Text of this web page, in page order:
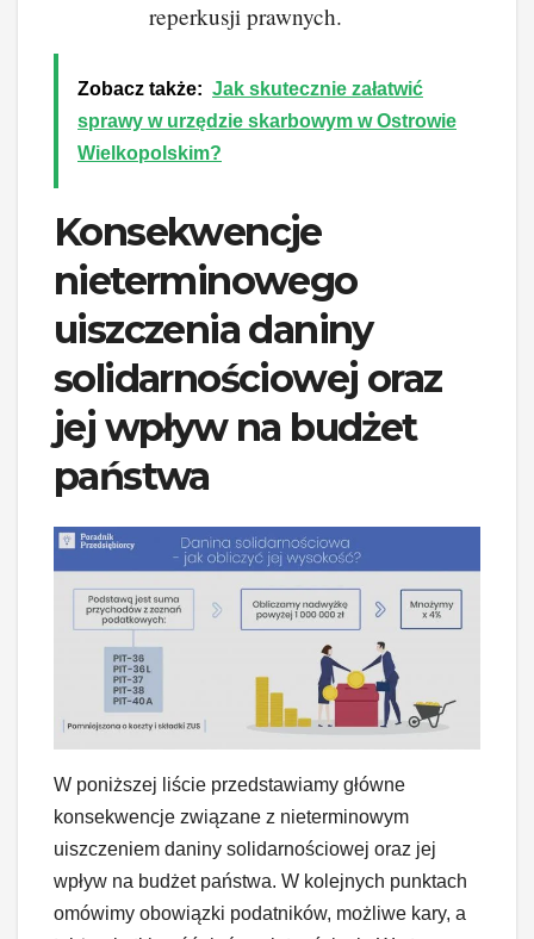
reperkusji prawnych.
Zobacz także: Jak skutecznie załatwić
sprawy w urzędzie skarbowym w Ostrowie
Wielkopolskim?
Konsekwencje
nieterminowego
uiszczenia daniny
solidarnościowej oraz
jej wpływ na budżet
państwa
W poniższej liście przedstawiamy główne
konsekwencje związane z nieterminowym
uiszczeniem daniny solidarnościowej oraz jej
wpływ na budżet państwa. W kolejnych punktach
omówimy obowiązki podatników, możliwe kary, a